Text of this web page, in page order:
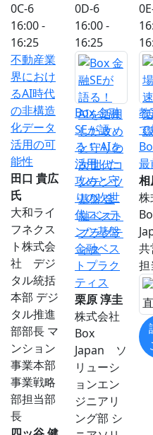
0C-6
16:00 -
16:25
不動産業
界におけ
るAI時代
の非構造
化データ
活用の可
能性
田口 貴広
氏
大和ライ
フネクス
ト株式会
社 デジ
タル統括
本部 デジ
タル推進
部部長 マ
ンション
事業本部
事業戦略
部担当部
長
0D-6
16:00 -
16:25
Box 金融
SEが語
る！ AIを
活用した
攻めと守
りの次世
代コンテ
ンツ基盤
金融ベス
トプラク
ティス
栗原 淳圭
株式会社
Box
Japan ソ
リューシ
ョンエン
ジニアリ
ング部 シ
教
最
相
株
共
担